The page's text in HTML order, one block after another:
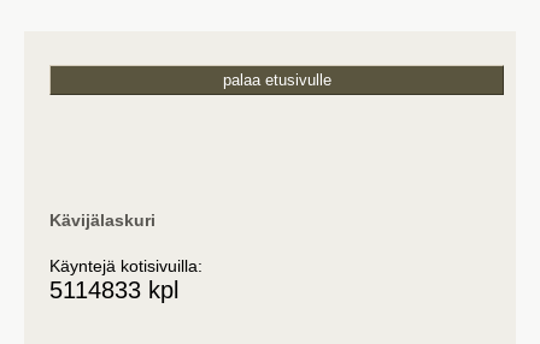
palaa etusivulle
Kävijälaskuri
Käyntejä kotisivuilla:
5114833 kpl